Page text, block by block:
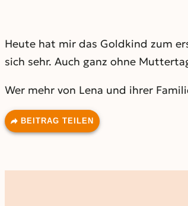
Heute hat mir das Goldkind zum
sich sehr. Auch ganz ohne
Wer mehr von Lena und ihrer
BEITRAG TEILEN